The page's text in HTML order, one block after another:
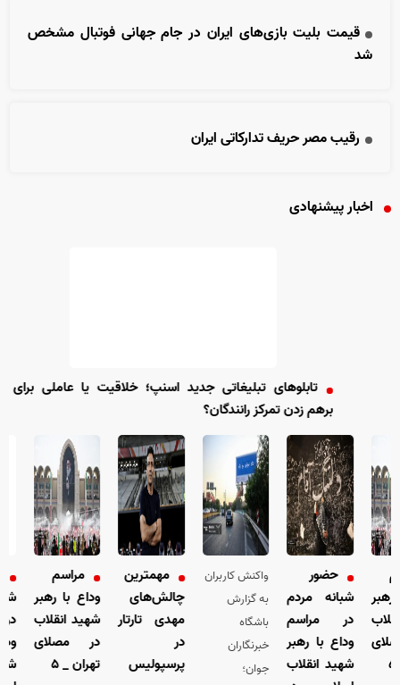
قیمت بلیت بازی‌های ایران در جام جهانی فوتبال مشخص
شد
رقیب مصر حریف تدارکاتی ایران
اخبار پیشنهادی
تابلو‌های تبلیغاتی جدید اسنپ؛ خلاقیت یا عاملی برای
برهم زدن تمرکز رانندگان؟
حضور
شبانه مردم
در مراسم
وداع با رهبر
شهید انقلاب
واکنش کاربران
به گزارش
باشگاه
خبرنگاران
جوان؛
مهمترین
چالش‌های
مهدی تارتار
در
پرسپولیس
مراسم
وداع با رهبر
شهید انقلاب
در مصلای
تهران _ ۵